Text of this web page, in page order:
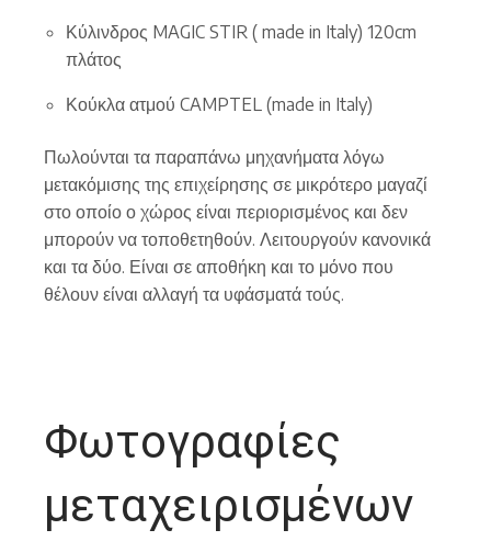
Κύλινδρος MAGIC STIR ( made in Italy) 120cm
πλάτος
Κούκλα ατμού CAMPTEL (made in Italy)
Πωλούνται τα παραπάνω μηχανήματα λόγω
μετακόμισης της επιχείρησης σε μικρότερο μαγαζί
στο οποίο ο χώρος είναι περιορισμένος και δεν
μπορούν να τοποθετηθούν. Λειτουργούν κανονικά
και τα δύο. Είναι σε αποθήκη και το μόνο που
θέλουν είναι αλλαγή τα υφάσματά τούς.
Φωτογραφίες
μεταχειρισμένων